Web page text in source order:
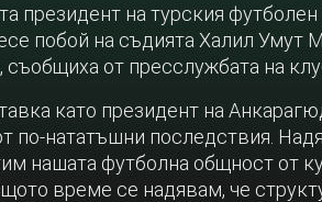
президент на турския футболен
побой на съдията Халил Умут
от пресслужбата на
като президент на
по-нататъшни последствия.
нашата футболна общност от
време се надявам, че